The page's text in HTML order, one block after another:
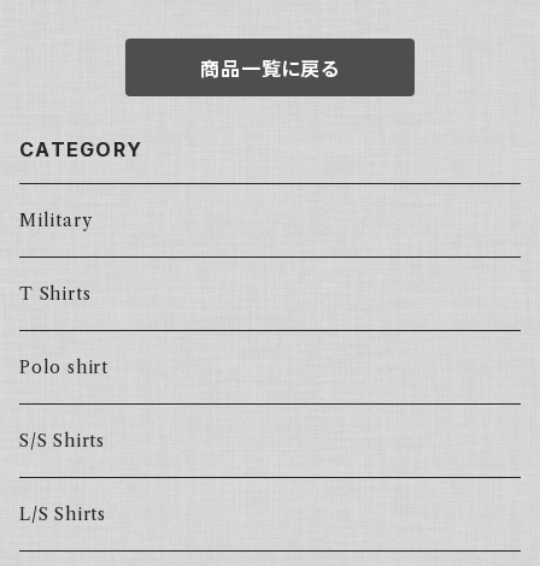
商品一覧に戻る
CATEGORY
Military
T Shirts
Polo shirt
S/S Shirts
L/S Shirts